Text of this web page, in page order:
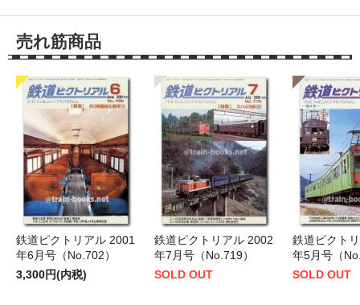
売れ筋商品
鉄道ピクトリアル 2001
年6月号（No.702）
3,300円(内税)
鉄道ピクトリアル 2002
年7月号（No.719）
SOLD OUT
鉄道ピクト
年5月号（
SOLD OUT